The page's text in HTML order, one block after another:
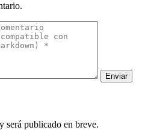
será publicado en breve.